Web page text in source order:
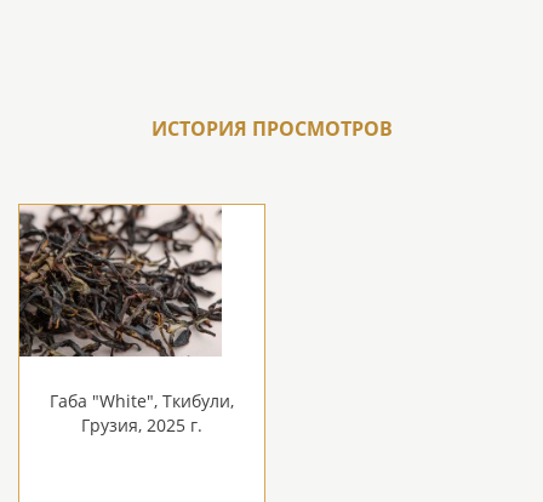
ИСТОРИЯ ПРОСМОТРОВ
Габа "White", Ткибули,
Грузия, 2025 г.